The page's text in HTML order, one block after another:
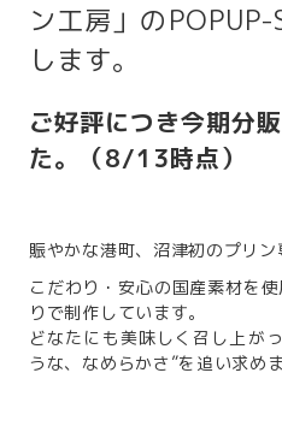
ン工房」の
します。
ご好評につき今期分
た。（8/13時点）
賑やかな港町、沼津初のプリン
こだわり・安心の国産素材を
りで制作しています。
どなたにも美味しく召し上が
うな、なめらかさ”を追い求めま